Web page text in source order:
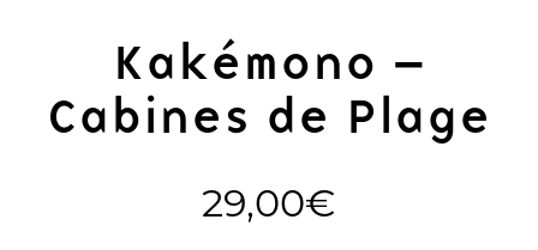
Kakémono –
Cabines de Plage
29,00€